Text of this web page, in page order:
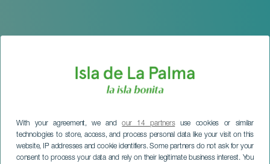
With your agreement, we andour 14 partnersuse cookies or similar
technologies to store, access, and process personal data like your visit on this
website, IP addresses and cookie identifiers. Some partners do not ask for your
consent to process your data and rely on their legitimate business interest. You